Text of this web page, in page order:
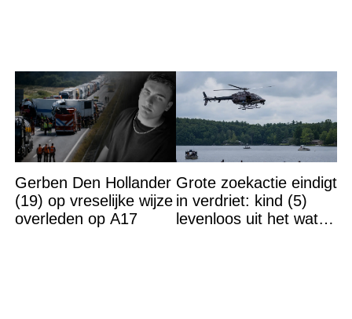
Gerben Den Hollander
(19) op vreselijke wijze
overleden op A17
Grote zoekactie eindigt
in verdriet: kind (5)
levenloos uit het water